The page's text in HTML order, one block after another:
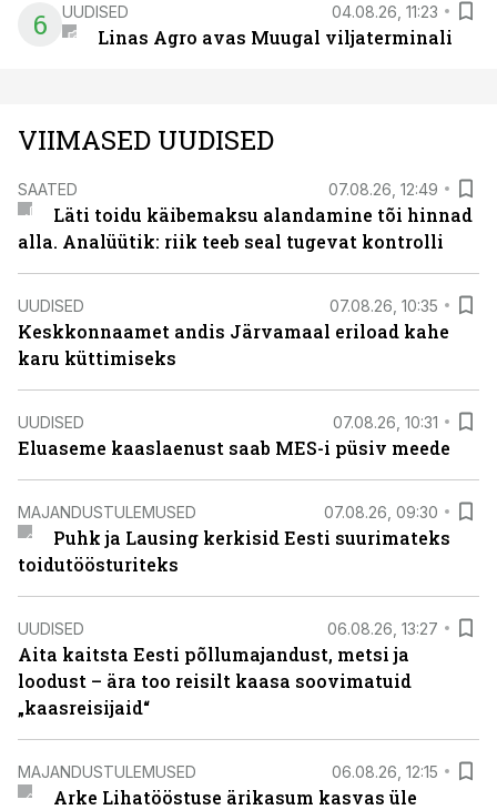
6 UUDISED 04.08.26, 11:23
Linas Agro avas Muugal viljaterminali
VIIMASED UUDISED
SAATED 07.08.26, 12:49
Läti toidu käibemaksu alandamine tõi hinnad
alla. Analüütik: riik teeb seal tugevat kontrolli
UUDISED 07.08.26, 10:35
Keskkonnaamet andis Järvamaal eriload kahe
karu küttimiseks
UUDISED 07.08.26, 10:31
Eluaseme kaaslaenust saab MES-i püsiv meede
MAJANDUSTULEMUSED 07.08.26, 09:30
Puhk ja Lausing kerkisid Eesti suurimateks
toidutöösturiteks
UUDISED 06.08.26, 13:27
Aita kaitsta Eesti põllumajandust, metsi ja
loodust – ära too reisilt kaasa soovimatuid
„kaasreisijaid“
MAJANDUSTULEMUSED 06.08.26, 12:15
Arke Lihatööstuse ärikasum kasvas üle